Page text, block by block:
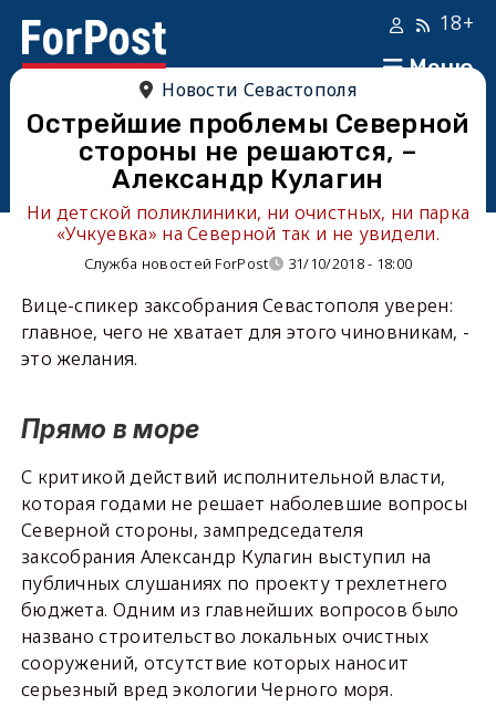
Меню
18+
Новости Севастополя
Острейшие проблемы Северной
стороны не решаются, –
Александр Кулагин
Ни детской поликлиники, ни очистных, ни парка
«Учкуевка» на Северной так и не увидели.
Служба новостей ForPost 31/10/2018 - 18:00
Вице-спикер заксобрания Севастополя уверен:
главное, чего не хватает для этого чиновникам, -
это желания.
Прямо в море
С критикой действий исполнительной власти,
которая годами не решает наболевшие вопросы
Северной стороны, зампредседателя
заксобрания Александр Кулагин выступил на
публичных слушаниях по проекту трехлетнего
бюджета. Одним из главнейших вопросов было
названо строительство локальных очистных
сооружений, отсутствие которых наносит
серьезный вред экологии Черного моря.